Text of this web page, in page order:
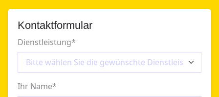
Kontaktformular
Dienstleistung*
Ihr Name*